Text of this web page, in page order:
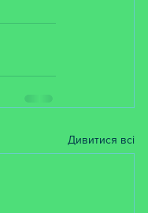
Дивитися всі